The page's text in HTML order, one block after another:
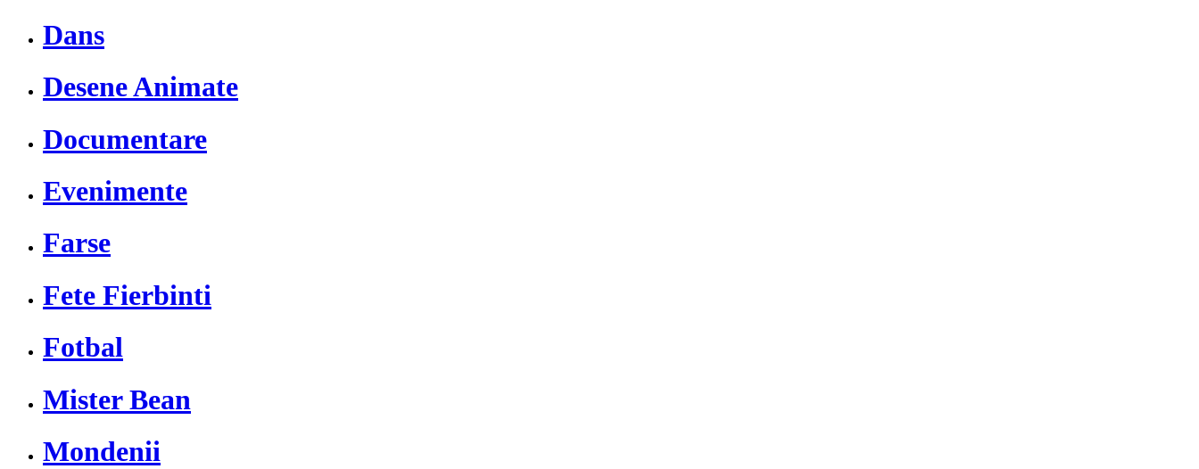
Dans
Desene Animate
Documentare
Evenimente
Farse
Fete Fierbinti
Fotbal
Mister Bean
Mondenii